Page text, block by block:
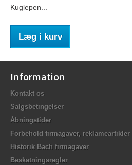
Kuglepen...
Læg i kurv
Information
Kontakt os
Salgsbetingelser
Åbningstider
Forbehold firmagaver,
Historik Bach firmagaver
Beskatningsregler